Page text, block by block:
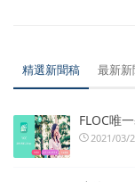
精選新聞稿 最新
FLOC唯
2021/03/